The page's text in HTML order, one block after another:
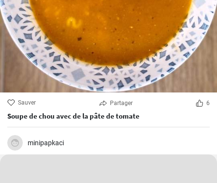
Sauver Partager 6
Soupe de chou avec de la pâte de tomate
minipapkaci